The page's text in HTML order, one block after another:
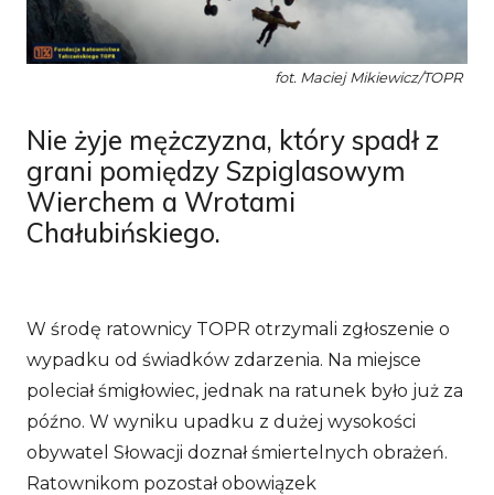
fot. Maciej Mikiewicz/TOPR
Nie żyje mężczyzna, który spadł z
grani pomiędzy Szpiglasowym
Wierchem a Wrotami
Chałubińskiego.
W środę ratownicy TOPR otrzymali zgłoszenie o
wypadku od świadków zdarzenia. Na miejsce
poleciał śmigłowiec, jednak na ratunek było już za
późno. W wyniku upadku z dużej wysokości
obywatel Słowacji doznał śmiertelnych obrażeń.
Ratownikom pozostał obowiązek